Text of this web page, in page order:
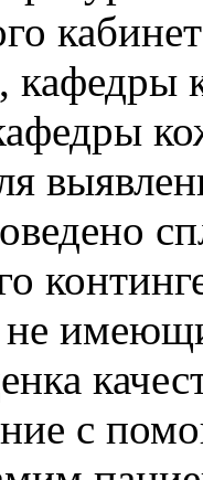
кафедры
не
с